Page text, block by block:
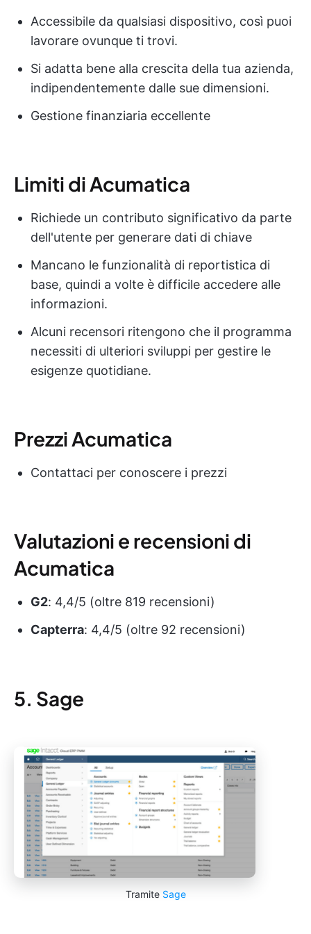
Accessibile da qualsiasi dispositivo, così puoi
lavorare ovunque ti trovi.
Si adatta bene alla crescita della tua azienda,
indipendentemente dalle sue dimensioni.
Gestione finanziaria eccellente
Limiti di Acumatica
Richiede un contributo significativo da parte
dell'utente per generare dati di chiave
Mancano le funzionalità di reportistica di
base, quindi a volte è difficile accedere alle
informazioni.
Alcuni recensori ritengono che il programma
necessiti di ulteriori sviluppi per gestire le
esigenze quotidiane.
Prezzi Acumatica
Contattaci per conoscere i prezzi
Valutazioni e recensioni di
Acumatica
G2: 4,4/5 (oltre 819 recensioni)
Capterra: 4,4/5 (oltre 92 recensioni)
5. Sage
Tramite Sage